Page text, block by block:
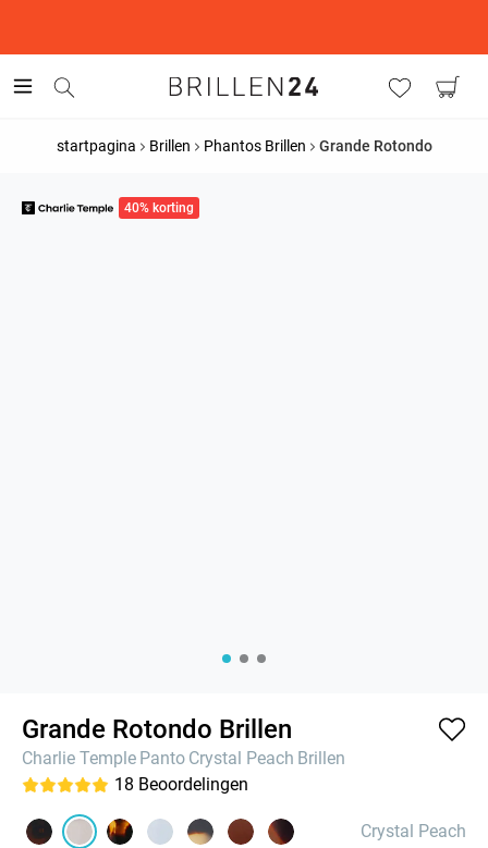
startpagina Brillen Phantos Brillen Grande Rotondo
40% korting
Grande Rotondo Brillen
Charlie Temple Panto Crystal Peach Brillen
18 Beoordelingen
Crystal Peach